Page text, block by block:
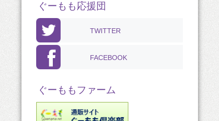
ぐーもも応援団
TWITTER
FACEBOOK
ぐーももファーム